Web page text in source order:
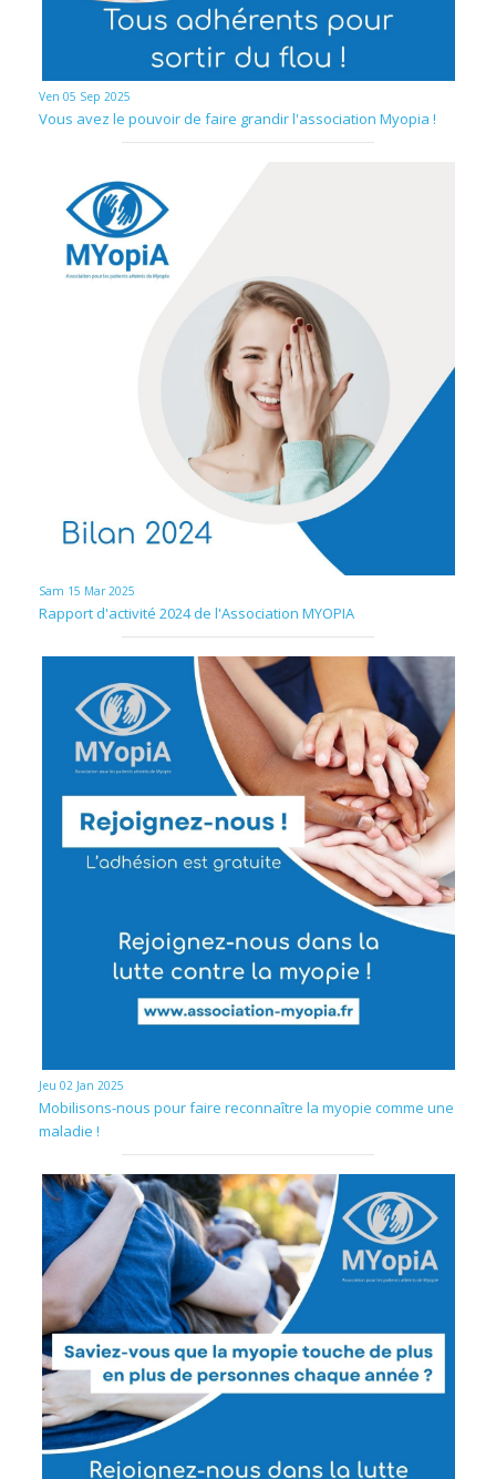
Ven 05 Sep 2025
Vous avez le pouvoir de faire grandir l'association Myopia !
Sam 15 Mar 2025
Rapport d'activité 2024 de l'Association MYOPIA
Jeu 02 Jan 2025
Mobilisons-nous pour faire reconnaître la myopie comme une
maladie !